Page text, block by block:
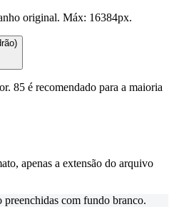
original. Máx: 16384px.
85 é recomendado para a maioria
apenas a extensão do arquivo
preenchidas com fundo branco.